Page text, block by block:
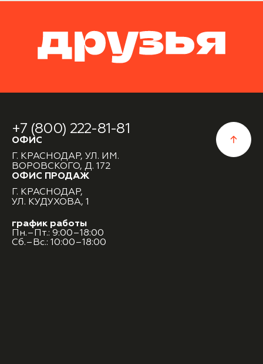
+7 (800) 222-81-81
ОФИС
Г. КРАСНОДАР, УЛ. ИМ.
ВОРОВСКОГО, Д. 172
ОФИС ПРОДАЖ
Г. КРАСНОДАР,
УЛ. КУДУХОВА, 1
график работы
Пн.–Пт.: 9:00–18:00
Сб.–Вс.: 10:00–18:00